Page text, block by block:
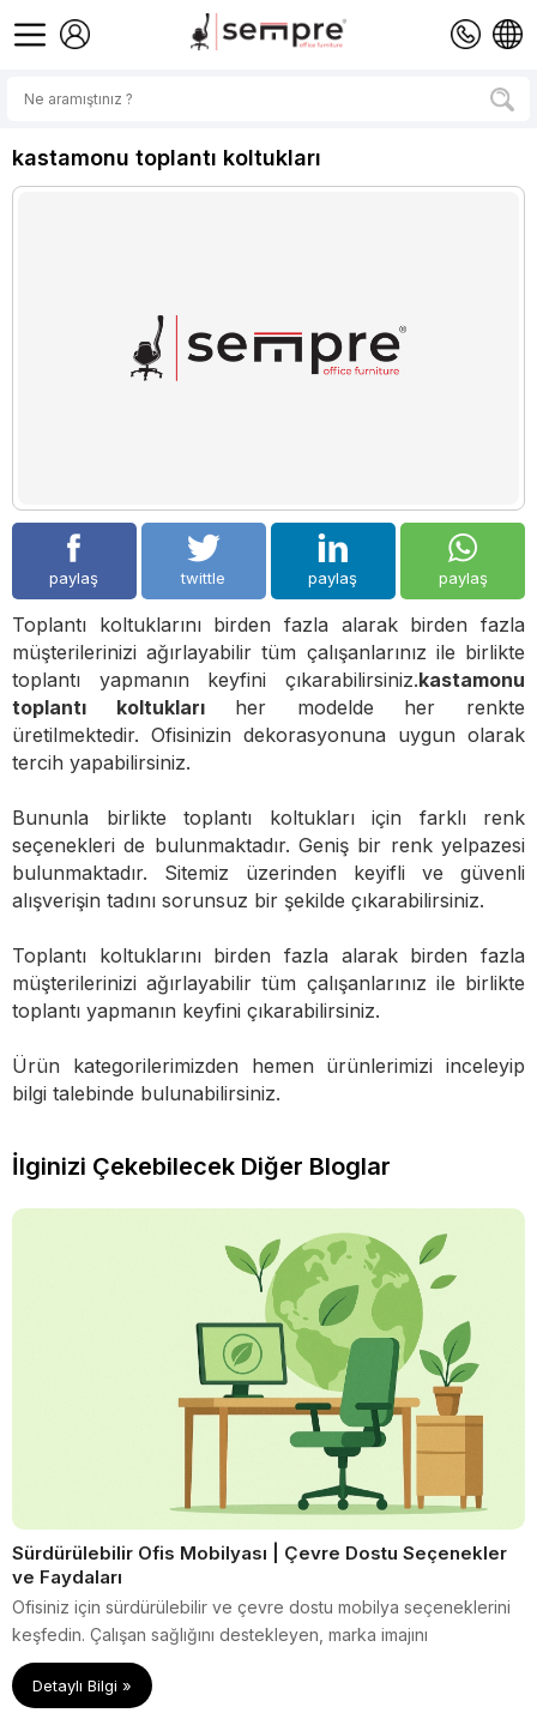
kastamonu toplantı koltukları
paylaş twittle paylaş paylaş
Toplantı koltuklarını birden fazla alarak birden fazla
müşterilerinizi ağırlayabilir tüm çalışanlarınız ile birlikte
toplantı yapmanın keyfini çıkarabilirsiniz.kastamonu
toplantı koltuklarıher modelde her renkte
üretilmektedir. Ofisinizin dekorasyonuna uygun olarak
tercih yapabilirsiniz.
Bununla birlikte toplantı koltukları için farklı renk
seçenekleri de bulunmaktadır. Geniş bir renk yelpazesi
bulunmaktadır. Sitemiz üzerinden keyifli ve güvenli
alışverişin tadını sorunsuz bir şekilde çıkarabilirsiniz.
Toplantı koltuklarını birden fazla alarak birden fazla
müşterilerinizi ağırlayabilir tüm çalışanlarınız ile birlikte
toplantı yapmanın keyfini çıkarabilirsiniz.
Ürün kategorilerimizden hemen ürünlerimizi inceleyip
bilgi talebinde bulunabilirsiniz.
İlginizi Çekebilecek Diğer Bloglar
Sürdürülebilir Ofis Mobilyası | Çevre Dostu Seçenekler
ve Faydaları
Ofisiniz için sürdürülebilir ve çevre dostu mobilya seçeneklerini
keşfedin. Çalışan sağlığını destekleyen, marka imajını
güçlendiren ve maliyet avantajı sağlayan ofis çözümlerini
blogumuzda okuyun.
Detaylı Bilgi »